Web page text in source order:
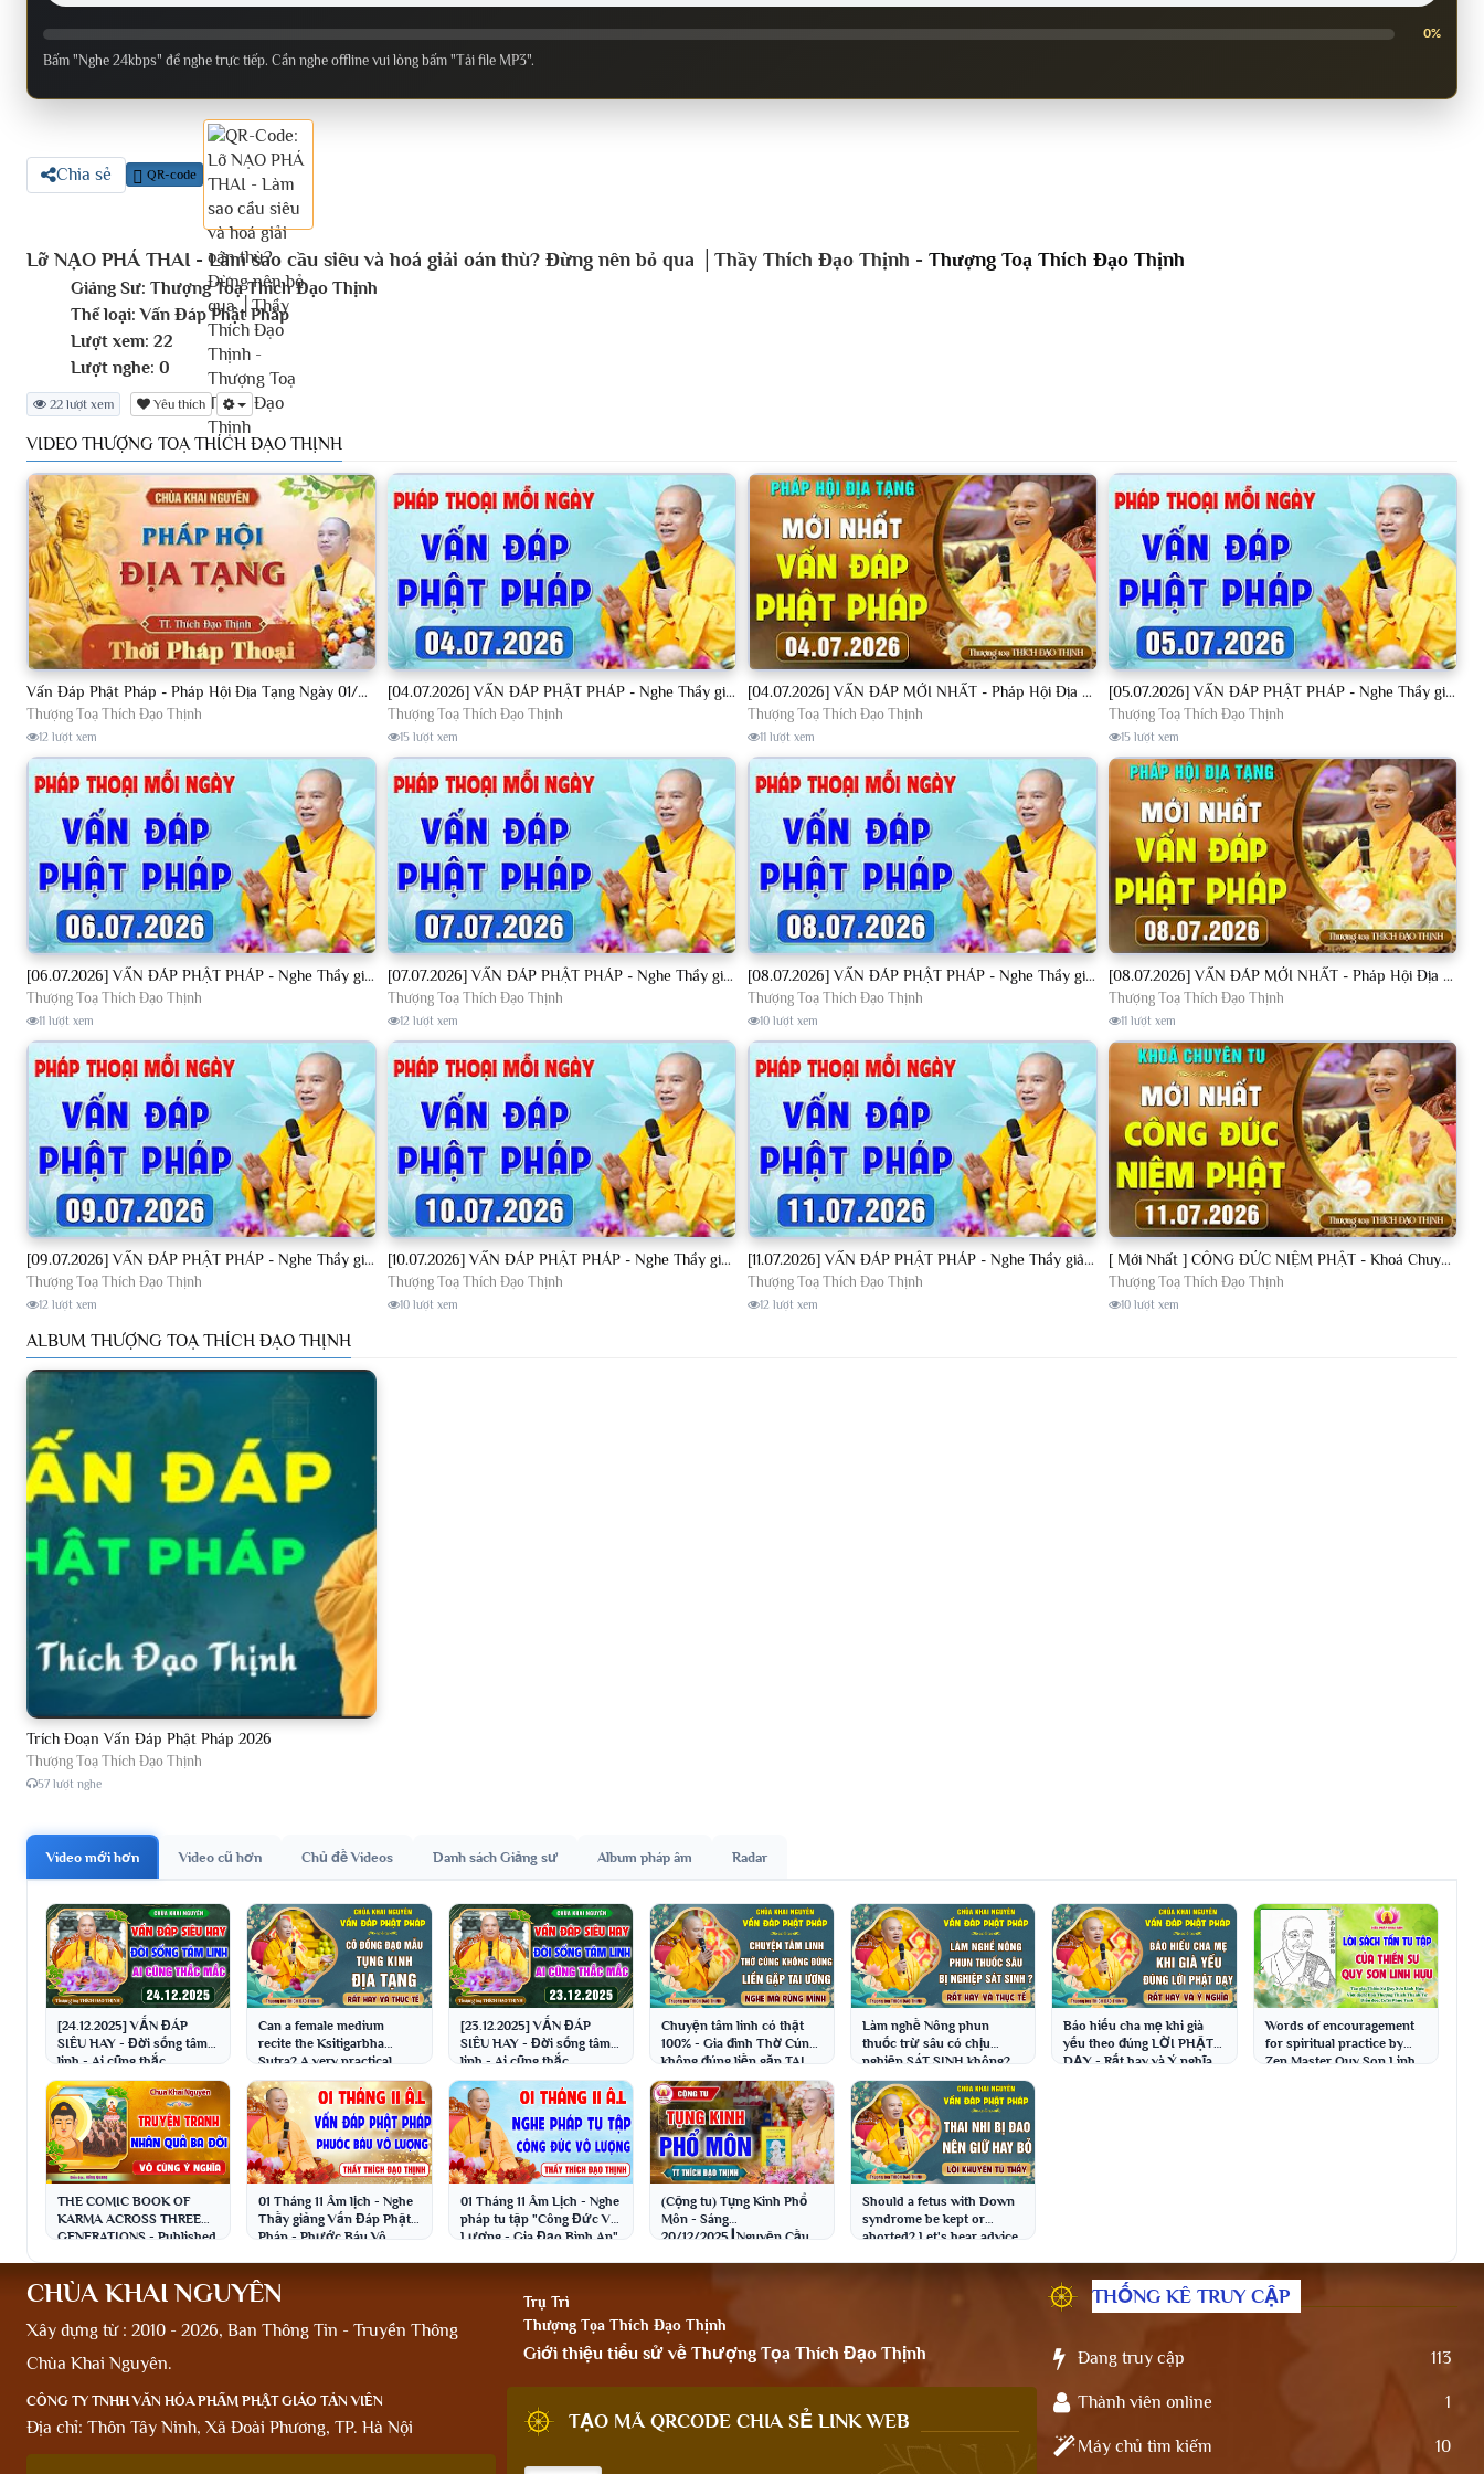
0%
Bấm "Nghe 24kbps" để nghe trực tiếp. Cần nghe offline vui lòng bấm "Tải file MP3".
Chia sẻ QR-code
Lỡ NẠO PHÁ THAI - Làm sao cầu siêu và hoá giải oán thù? Đừng nên bỏ qua │Thầy Thích Đạo Thịnh - Thượng Toạ Thích Đạo Thịnh
Giảng Sư: Thượng Toạ Thích Đạo Thịnh
Thể loại: Vấn Đáp Phật Pháp
Lượt xem: 22
Lượt nghe: 0
22 lượt xem Yêu thích
VIDEO THƯỢNG TOẠ THÍCH ĐẠO THỊNH
Vấn Đáp Phật Pháp - Pháp Hội Địa Tạng Ngày 01/08/2026│TT. Thích Đạo Thịnh
Thượng Toạ Thích Đạo Thịnh
12 lượt xem
[04.07.2026] VẤN ĐÁP PHẬT PHÁP - Nghe Thầy giảng Pháp mỗi ngày CÔNG ĐỨC VÔ LƯỢNG│TT. Thích Đạo Thịnh
Thượng Toạ Thích Đạo Thịnh
15 lượt xem
[04.07.2026] VẤN ĐÁP MỚI NHẤT - Pháp Hội Địa Tạng Chùa Khai Nguyên | TT. Thích Đạo Thịnh
Thượng Toạ Thích Đạo Thịnh
11 lượt xem
[05.07.2026] VẤN ĐÁP PHẬT PHÁP - Nghe Thầy giảng Pháp mỗi ngày CÔNG ĐỨC VÔ LƯỢNG│TT. Thích Đạo Thịnh
Thượng Toạ Thích Đạo Thịnh
15 lượt xem
[06.07.2026] VẤN ĐÁP PHẬT PHÁP - Nghe Thầy giảng Pháp mỗi ngày CÔNG ĐỨC VÔ LƯỢNG│TT. Thích Đạo Thịnh
Thượng Toạ Thích Đạo Thịnh
11 lượt xem
[07.07.2026] VẤN ĐÁP PHẬT PHÁP - Nghe Thầy giảng Pháp mỗi ngày CÔNG ĐỨC VÔ LƯỢNG│TT. Thích Đạo Thịnh
Thượng Toạ Thích Đạo Thịnh
12 lượt xem
[08.07.2026] VẤN ĐÁP PHẬT PHÁP - Nghe Thầy giảng Pháp mỗi ngày CÔNG ĐỨC VÔ LƯỢNG│TT. Thích Đạo Thịnh
Thượng Toạ Thích Đạo Thịnh
10 lượt xem
[08.07.2026] VẤN ĐÁP MỚI NHẤT - Pháp Hội Địa Tạng Chùa Khai Nguyên | TT. Thích Đạo Thịnh
Thượng Toạ Thích Đạo Thịnh
11 lượt xem
[09.07.2026] VẤN ĐÁP PHẬT PHÁP - Nghe Thầy giảng Pháp mỗi ngày CÔNG ĐỨC VÔ LƯỢNG│TT. Thích Đạo Thịnh
Thượng Toạ Thích Đạo Thịnh
12 lượt xem
[10.07.2026] VẤN ĐÁP PHẬT PHÁP - Nghe Thầy giảng Pháp mỗi ngày CÔNG ĐỨC VÔ LƯỢNG│TT. Thích Đạo Thịnh
Thượng Toạ Thích Đạo Thịnh
10 lượt xem
[11.07.2026] VẤN ĐÁP PHẬT PHÁP - Nghe Thầy giảng Pháp mỗi ngày CÔNG ĐỨC VÔ LƯỢNG│TT. Thích Đạo Thịnh
Thượng Toạ Thích Đạo Thịnh
12 lượt xem
[ Mới Nhất ] CÔNG ĐỨC NIỆM PHẬT - Khoá Chuyên Tu Chùa Khai Nguyên 11/07/2026 | TT. Thích Đạo Thịnh
Thượng Toạ Thích Đạo Thịnh
10 lượt xem
ALBUM THƯỢNG TOẠ THÍCH ĐẠO THỊNH
Trích Đoạn Vấn Đáp Phật Pháp 2026
Thượng Toạ Thích Đạo Thịnh
57 lượt nghe
Video mới hơn Video cũ hơn Chủ đề Videos Danh sách Giảng sư Album pháp âm Radar
[24.12.2025] VẤN ĐÁP
SIÊU HAY - Đời sống tâm
linh - Ai cũng thắc
mắc│TT. Thích Đạo Thịnh
Can a female medium
recite the Ksitigarbha
Sutra? A very practical
Q&A │ Venerable Thich
Dao Thinh
[23.12.2025] VẤN ĐÁP
SIÊU HAY - Đời sống tâm
linh - Ai cũng thắc
mắc│TT. Thích Đạo Thịnh
Chuyện tâm linh có thật
100% - Gia đình Thờ Cúng
không đúng liền gặp TAI
ƯƠNG │Thầy Thích Đạo
Thịnh
Làm nghề Nông phun
thuốc trừ sâu có chịu
nghiệp SÁT SINH không?
│TT. Thích Đạo Thịnh
Báo hiếu cha mẹ khi già
yếu theo đúng LỜI PHẬT
DẠY - Rất hay và Ý nghĩa
Words of encouragement
for spiritual practice by
Zen Master Quy Son Linh
THE COMIC BOOK OF
KARMA ACROSS THREE
GENERATIONS - Published
01 Tháng 11 Âm lịch - Nghe
Thầy giảng Vấn Đáp Phật
Pháp - Phước Báu Vô
01 Tháng 11 Âm Lịch - Nghe
pháp tu tập "Công Đức Vô
Lượng - Gia Đạo Bình An"
(Cộng tu) Tụng Kinh Phổ
Môn - Sáng
20/12/2025┃Nguyện Cầu
Should a fetus with Down
syndrome be kept or
aborted? Let's hear advice
CHÙA KHAI NGUYÊN
Xây dựng từ : 2010 - 2026, Ban Thông Tin - Truyền Thông
Chùa Khai Nguyên.
CÔNG TY TNHH VĂN HÓA PHẨM PHẬT GIÁO TẢN VIÊN
Địa chỉ: Thôn Tây Ninh, Xã Đoài Phương, TP. Hà Nội
Trụ Trì
Thượng Tọa Thích Đạo Thịnh
Giới thiệu tiểu sử về Thượng Tọa Thích Đạo Thịnh
TẠO MÃ QRCODE CHIA SẺ LINK WEB
THỐNG KÊ TRUY CẬP
Đang truy cập 113
Thành viên online 1
Máy chủ tìm kiếm 10